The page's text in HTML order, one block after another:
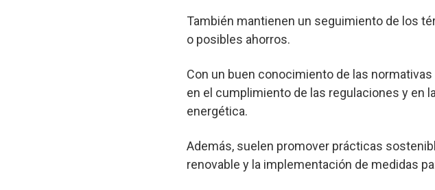
También mantienen un seguimiento de los
o posibles ahorros.
Con un buen conocimiento de las
en el cumplimiento de las regulaciones y en
energética.
Además, suelen promover prácticas
renovable y la implementación de medidas